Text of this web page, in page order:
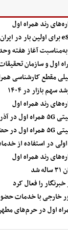
رند همراه اول
به‌مناسبت آغاز هفته
اول و سازمان
مقطع کارشناسی
سهم بازار در ۱۴۰۴
رند همراه اول
در استفاده از
رند همراه اول
را فعال کرد
خارجی با خدمات
اول در حرم‌های